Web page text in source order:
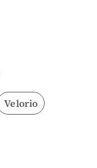
Velorio